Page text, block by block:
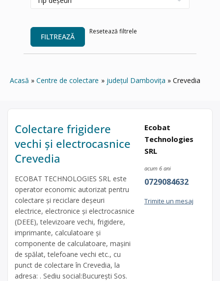
FILTREAZĂ
Resetează filtrele
Acasă Centre de colectare județul Dambovița Crevedia
Colectare frigidere
vechi și electrocasnice
Crevedia
ECOBAT TECHNOLOGIES SRL este
operator economic autorizat pentru
colectare și reciclare deșeuri
electrice, electronice și electrocasnice
(DEEE), televizoare vechi, frigidere,
imprimante, calculatoare și
componente de calculatoare, mașini
de spălat, telefoane vechi etc., cu
punct de colectare în Crevedia, la
adresa: . Sediu social:București Sos.
Ecobat
Technologies
SRL
acum 6 ani
0729084632
Trimite un mesaj